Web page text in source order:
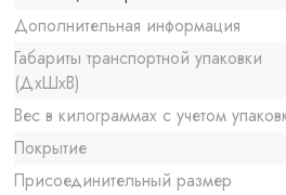
Дополнительная информация
Габариты транспортной упаковки
(ДхШхВ)
Вес в килограммах с учетом
Покрытие
Присоединительный размер